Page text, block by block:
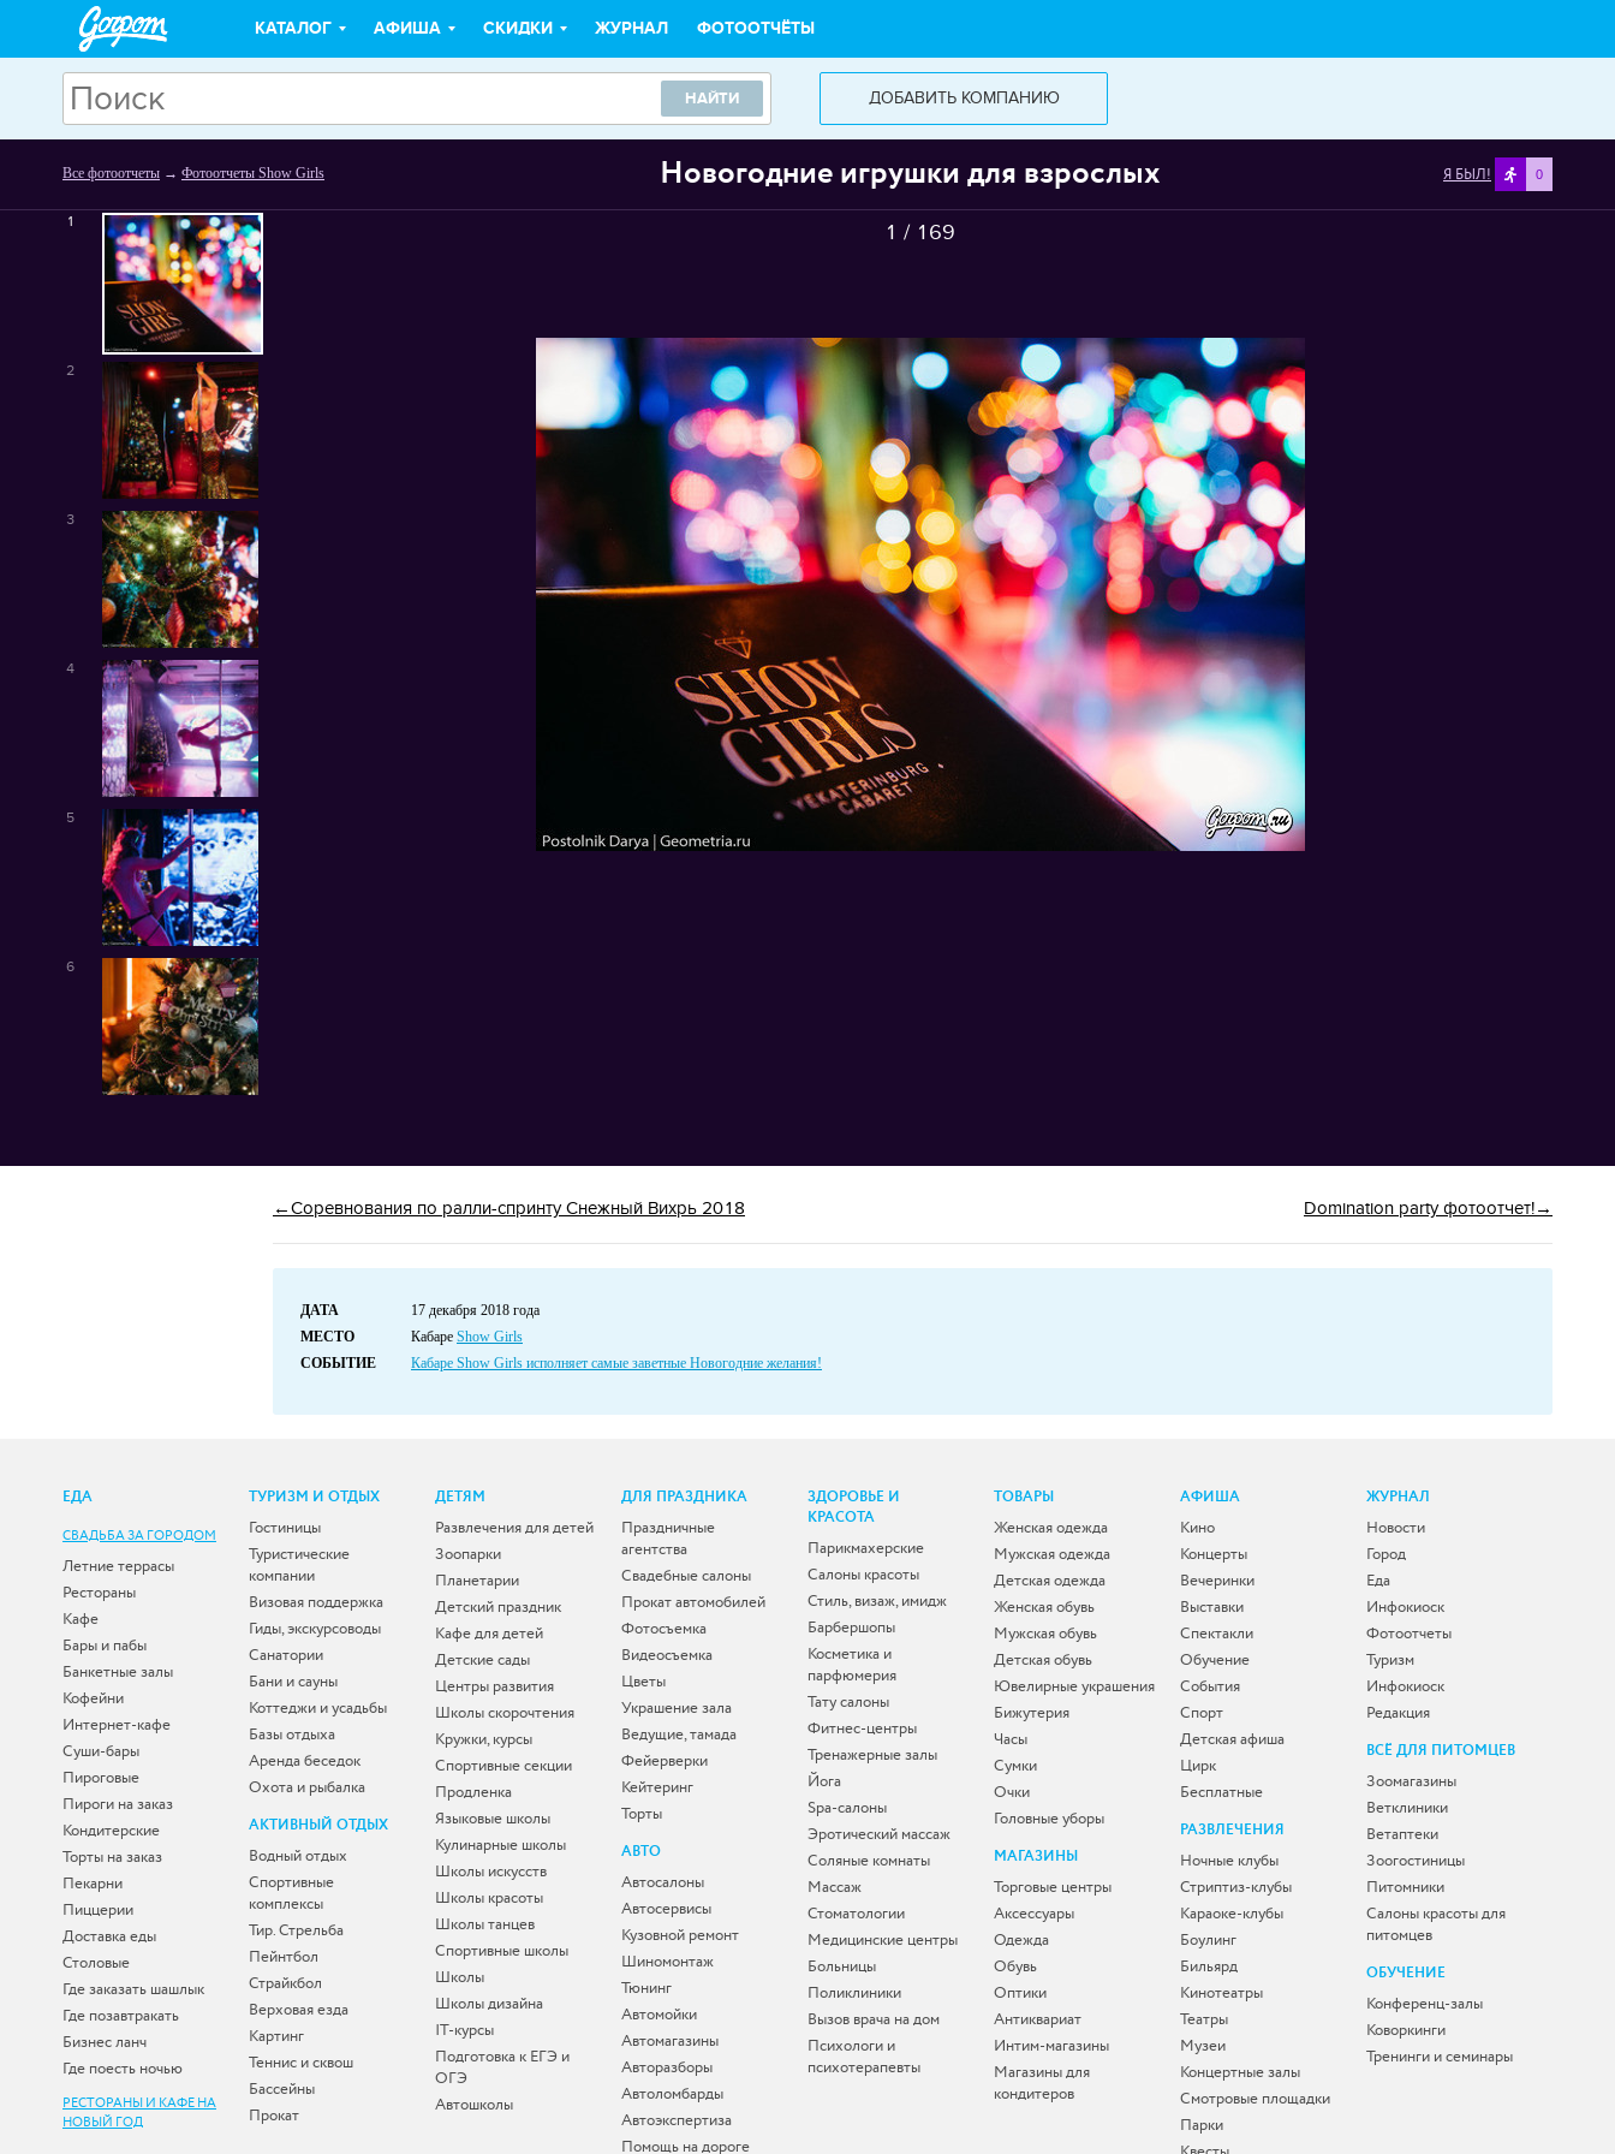
КАТАЛОГ АФИША СКИДКИ ЖУРНАЛ ФОТООТЧЁТЫ
НАЙТИ ДОБАВИТЬ КОМПАНИЮ
Все фотоотчеты → Фотоотчеты Show Girls Новогодние игрушки для взрослых Я БЫЛ! 0
1 / 169
Соревнования по ралли-спринту Снежный Вихрь 2018 Domination party фотоотчет!
ДАТА
17 декабря 2018 года
МЕСТО
Кабаре Show Girls
СОБЫТИЕ
Кабаре Show Girls исполняет самые заветные Новогодние желания!
ЕДА
СВАДЬБА ЗА ГОРОДОМ
Летние террасы
Рестораны
Кафе
Бары и пабы
Банкетные залы
Кофейни
Интернет-кафе
Суши-бары
Пироговые
Пироги на заказ
Кондитерские
Торты на заказ
Пекарни
Пиццерии
Доставка еды
Столовые
Где заказать шашлык
Где позавтракать
Бизнес ланч
Где поесть ночью
РЕСТОРАНЫ И КАФЕ НА
НОВЫЙ ГОД
ТУРИЗМ И ОТДЫХ
Гостиницы
Туристические
компании
Визовая поддержка
Гиды, экскурсоводы
Санатории
Бани и сауны
Коттеджи и усадьбы
Базы отдыха
Аренда беседок
Охота и рыбалка
АКТИВНЫЙ ОТДЫХ
Водный отдых
Спортивные
комплексы
Тир. Стрельба
Пейнтбол
Страйкбол
Верховая езда
Картинг
Теннис и сквош
Бассейны
Прокат
ДЕТЯМ
Развлечения для детей
Зоопарки
Планетарии
Детский праздник
Кафе для детей
Детские сады
Центры развития
Школы скорочтения
Кружки, курсы
Спортивные секции
Продленка
Языковые школы
Кулинарные школы
Школы искусств
Школы красоты
Школы танцев
Спортивные школы
Школы
Школы дизайна
IT-курсы
Подготовка к ЕГЭ и
ОГЭ
Автошколы
ДЛЯ ПРАЗДНИКА
Праздничные
агентства
Свадебные салоны
Прокат автомобилей
Фотосъемка
Видеосъемка
Цветы
Украшение зала
Ведущие, тамада
Фейерверки
Кейтеринг
Торты
АВТО
Автосалоны
Автосервисы
Кузовной ремонт
Шиномонтаж
Тюнинг
Автомойки
Автомагазины
Авторазборы
Автоломбарды
Автоэкспертиза
Помощь на дороге
ЗДОРОВЬЕ И
КРАСОТА
Парикмахерские
Салоны красоты
Стиль, визаж, имидж
Барбершопы
Косметика и
парфюмерия
Тату салоны
Фитнес-центры
Тренажерные залы
Йога
Spa-салоны
Эротический массаж
Соляные комнаты
Массаж
Стоматологии
Медицинские центры
Больницы
Поликлиники
Вызов врача на дом
Психологи и
психотерапевты
ТОВАРЫ
Женская одежда
Мужская одежда
Детская одежда
Женская обувь
Мужская обувь
Детская обувь
Ювелирные украшения
Бижутерия
Часы
Сумки
Очки
Головные уборы
МАГАЗИНЫ
Торговые центры
Аксессуары
Одежда
Обувь
Оптики
Антиквариат
Интим-магазины
Магазины для
кондитеров
АФИША
Кино
Концерты
Вечеринки
Выставки
Спектакли
Обучение
События
Спорт
Детская афиша
Цирк
Бесплатные
РАЗВЛЕЧЕНИЯ
Ночные клубы
Стриптиз-клубы
Караоке-клубы
Боулинг
Бильярд
Кинотеатры
Театры
Музеи
Концертные залы
Смотровые площадки
Парки
ЖУРНАЛ
Новости
Город
Еда
Инфокиоск
Фотоотчеты
Туризм
Инфокиоск
Редакция
ВСЁ ДЛЯ ПИТОМЦЕВ
Зоомагазины
Ветклиники
Ветаптеки
Зоогостиницы
Питомники
Салоны красоты для
питомцев
ОБУЧЕНИЕ
Конференц-залы
Коворкинги
Тренинги и семинары